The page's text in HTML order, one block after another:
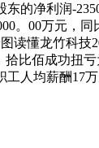
的净利润-
。00万元，
读懂龙竹科
比佰成功扭
人均薪酬17